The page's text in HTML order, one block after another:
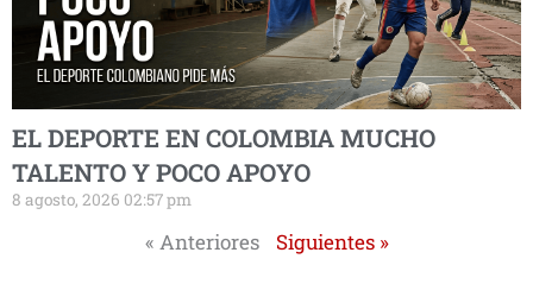
EL DEPORTE EN COLOMBIA MUCHO
TALENTO Y POCO APOYO
8 agosto, 2026 02:57 pm
« Anteriores Siguientes »